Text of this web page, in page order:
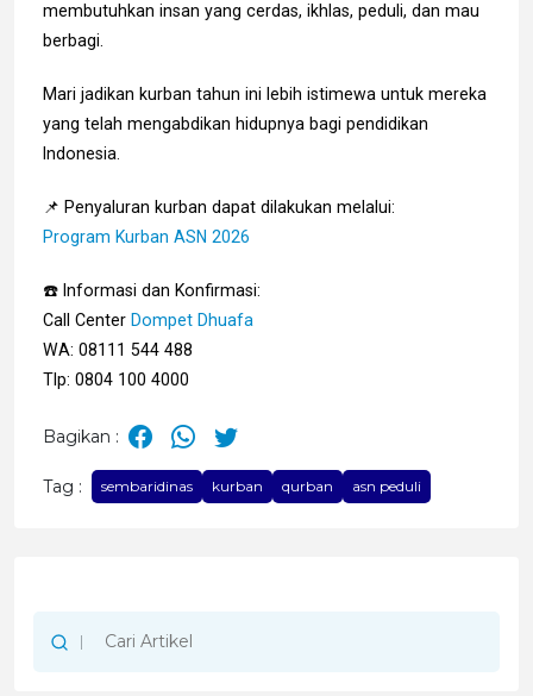
membutuhkan insan yang cerdas, ikhlas, peduli, dan mau
berbagi.
Mari jadikan kurban tahun ini lebih istimewa untuk mereka
yang telah mengabdikan hidupnya bagi pendidikan
Indonesia.
📌 Penyaluran kurban dapat dilakukan melalui:
Program Kurban ASN 2026
☎️ Informasi dan Konfirmasi:
Call Center Dompet Dhuafa
WA: 08111 544 488
Tlp: 0804 100 4000
Bagikan :
Tag : sembaridinas kurban qurban asn peduli